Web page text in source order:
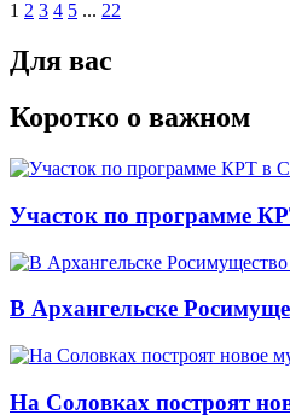
1 2 3 4 5 ... 22
Для вас
Коротко о важном
Участок по программе
В Архангельске
На Соловках построят